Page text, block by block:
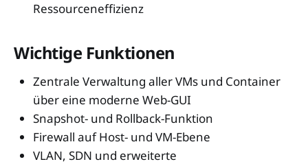
Ressourceneffizienz
Wichtige Funktionen
Zentrale Verwaltung aller VMs und Container
über eine moderne Web-GUI
Snapshot- und Rollback-Funktion
Firewall auf Host- und VM-Ebene
VLAN, SDN und erweiterte